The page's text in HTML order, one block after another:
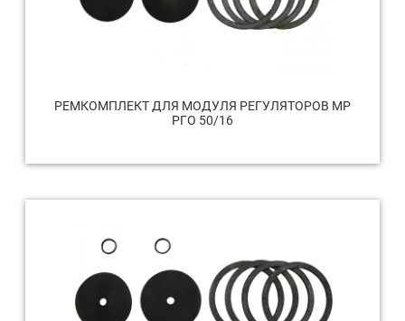
РЕМКОМПЛЕКТ ДЛЯ МОДУЛЯ РЕГУЛЯТОРОВ МР
РГО 50/16